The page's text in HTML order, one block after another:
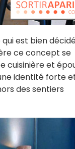
est bien
ce concept se
cuisinière et
identité forte
des sentiers